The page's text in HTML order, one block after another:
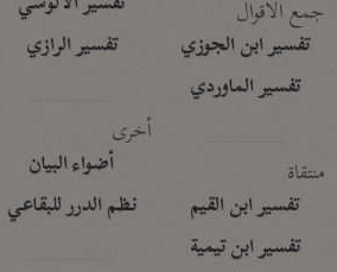
جمع الأقوال
تفسير ابن الجوزي
تفسير الماوردي
منتقاة
تفسير ابن القيم
تفسير ابن تيمية
تفسير الرازي
أخرى
أضواء البيان
نظم الدرر للبقاعي